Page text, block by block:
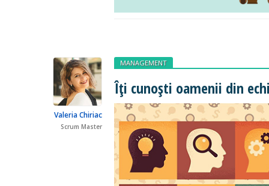
Valeria Chiriac
Scrum Master
MANAGEMENT
Îți cunoști oamenii din